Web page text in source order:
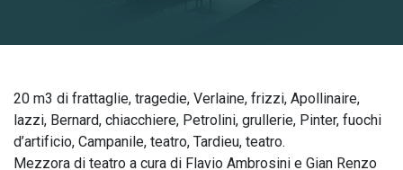
20 m3 di frattaglie, tragedie, Verlaine, frizzi, Apollinaire,
lazzi, Bernard, chiacchiere, Petrolini, grullerie, Pinter, fuochi
d’artificio, Campanile, teatro, Tardieu, teatro.
Mezzora di teatro a cura di Flavio Ambrosini e Gian Renzo